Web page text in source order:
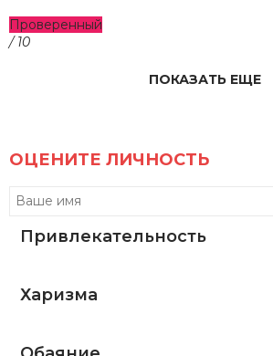
Проверенный
/ 10
ПОКАЗАТЬ ЕЩЕ
ОЦЕНИТЕ ЛИЧНОСТЬ
Привлекательность
Харизма